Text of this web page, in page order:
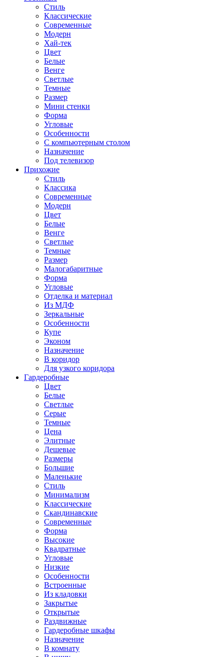
Стиль
Классические
Современные
Модерн
Хай-тек
Цвет
Белые
Венге
Светлые
Темные
Размер
Мини стенки
Форма
Угловые
Особенности
С компьютерным столом
Назначение
Под телевизор
Прихожие
Стиль
Классика
Современные
Модерн
Цвет
Белые
Венге
Светлые
Темные
Размер
Малогабаритные
Форма
Угловые
Отделка и материал
Из МДФ
Зеркальные
Особенности
Купе
Эконом
Назначение
В коридор
Для узкого коридора
Гардеробные
Цвет
Белые
Светлые
Серые
Темные
Цена
Элитные
Дешевые
Размеры
Большие
Маленькие
Стиль
Минимализм
Классические
Скандинавские
Современные
Форма
Высокие
Квадратные
Угловые
Низкие
Особенности
Встроенные
Из кладовки
Закрытые
Открытые
Раздвижные
Гардеробные шкафы
Назначение
В комнату